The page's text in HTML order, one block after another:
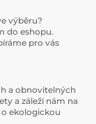
výběru?
do eshopu.
pro vás
a obnovitelných
a záleží nám na
ekologickou